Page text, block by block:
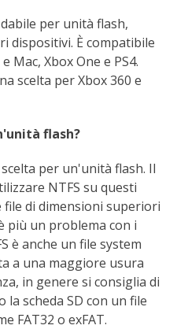
per unità flash,
dispositivi. È compatibile
Mac, Xbox One e PS4.
scelta per Xbox 360 e
flash?
per un'unità flash. Il
NTFS su questi
di dimensioni superiori
più un problema con i
è anche un file system
a una maggiore usura
in genere si consiglia di
scheda SD con un file
FAT32 o exFAT.